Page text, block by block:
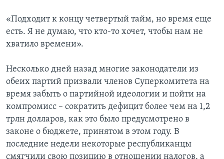
«Подходит к концу четвертый тайм, но время еще
есть. Я не думаю, что кто-то хочет, чтобы нам не
хватило времени».
Несколько дней назад многие законодатели из
обеих партий призвали членов Суперкомитета на
время забыть о партийной идеологии и пойти на
компромисс – сократить дефицит более чем на 1,2
трлн долларов, как это было предусмотрено в
законе о бюджете, принятом в этом году. В
последние недели некоторые республиканцы
смягчили свою позицию в отношении налогов, а